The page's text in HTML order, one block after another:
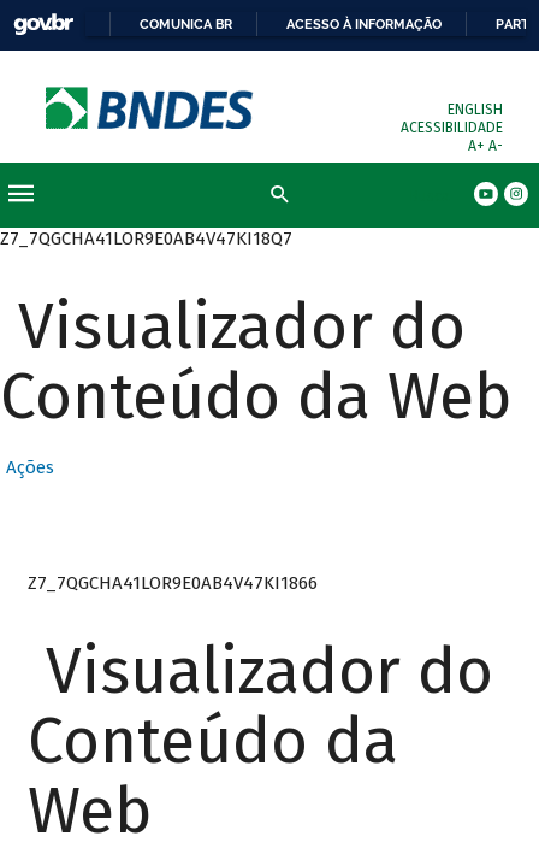
COMUNICA BR ACESSO À INFORMAÇÃO
ENGLISH
ACESSIBILIDADE
A+ A-
Z7_7QGCHA41LOR9E0AB4V47KI18Q7
Visualizador do
Conteúdo da Web
Ações
Z7_7QGCHA41LOR9E0AB4V47KI1866
Visualizador do
Conteúdo da
Web